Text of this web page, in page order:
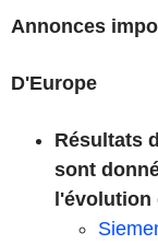
Annonces
D'Europe
Résultats
sont
l'évolution